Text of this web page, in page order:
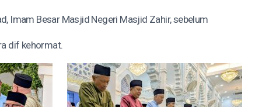
Imam Besar Masjid Negeri Masjid Zahir, sebelum
dif kehormat.